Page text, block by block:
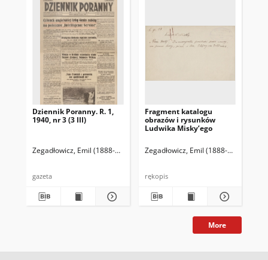
Dziennik Poranny. R. 1,
1940, nr 3 (3 III)
Zegadłowicz, Emil (1888-1941) Reischer Leopold (red. naczelny)
gazeta
Fragment katalogu
obrazów i rysunków
Ludwika Misky’ego
Zegadłowicz, Emil (1888-1941)
rękopis
More